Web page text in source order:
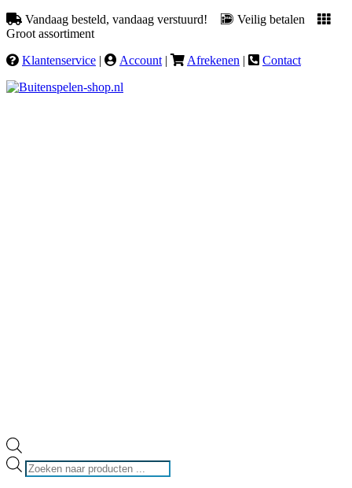
Vandaag besteld, vandaag verstuurd!
Veilig betalen
Groot assortiment
Klantenservice | Account | Afrekenen | Contact
Producten
zoeken